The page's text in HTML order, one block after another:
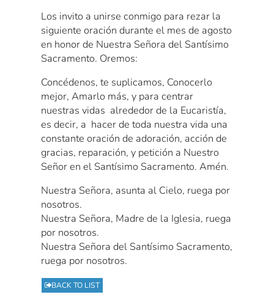
Los invito a unirse conmigo para rezar la
siguiente oración durante el mes de agosto
en honor de Nuestra Señora del Santísimo
Sacramento. Oremos:
Concédenos, te suplicamos, Conocerlo
mejor, Amarlo más, y para centrar
nuestras vidas alrededor de la Eucaristía,
es decir, a hacer de toda nuestra vida una
constante oración de adoración, acción de
gracias, reparación, y petición a Nuestro
Señor en el Santísimo Sacramento. Amén.
Nuestra Señora, asunta al Cielo, ruega por
nosotros.
Nuestra Señora, Madre de la Iglesia, ruega
por nosotros.
Nuestra Señora del Santísimo Sacramento,
ruega por nosotros.
BACK TO LIST